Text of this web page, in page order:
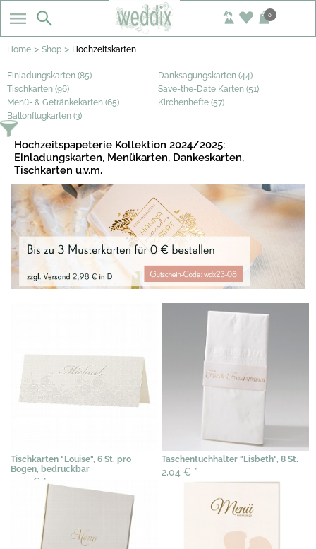
0
Home > Shop > Hochzeitskarten
Einladungskarten (85)
Danksagungskarten (44)
Tischkarten (96)
Save-the-Date Karten (51)
Menü- & Getränkekarten (65)
Kirchenhefte (57)
Ballonflugkarten (3)
Hochzeitspapeterie Kollektion 2024/2025:
Einladungskarten, Menükarten, Dankeskarten,
Tischkarten u.v.m.
Tischkarten "Louise", 6 St. pro
Bogen, bedruckbar
3,07 € *
Taschentuchhalter "Lisbeth", 8 St.
2,04 € *